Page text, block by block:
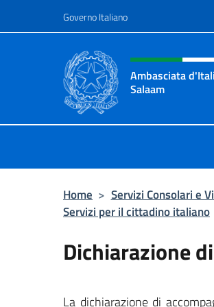
Governo Italiano
Intestazione sito,
Ambasciata
Salaam
Home > Servizi Consolari e
Servizi per il cittadino italiano
Dichiarazione
La dichiarazione di